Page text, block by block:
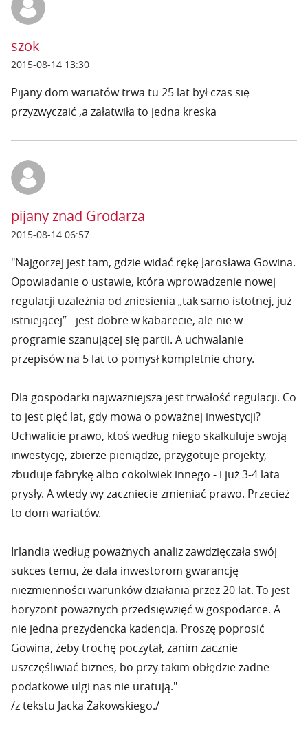
szok
2015-08-14 13:30
Pijany dom wariatów trwa tu 25 lat był czas się
przyzwyczaić ,a załatwiła to jedna kreska
pijany znad Grodarza
2015-08-14 06:57
"Najgorzej jest tam, gdzie widać rękę Jarosława Gowina.
Opowiadanie o ustawie, która wprowadzenie nowej
regulacji uzależnia od zniesienia „tak samo istotnej, już
istniejącej” - jest dobre w kabarecie, ale nie w
programie szanującej się partii. A uchwalanie
przepisów na 5 lat to pomysł kompletnie chory.
Dla gospodarki najważniejsza jest trwałość regulacji. Co
to jest pięć lat, gdy mowa o poważnej inwestycji?
Uchwalicie prawo, ktoś według niego skalkuluje swoją
inwestycję, zbierze pieniądze, przygotuje projekty,
zbuduje fabrykę albo cokolwiek innego - i już 3-4 lata
prysły. A wtedy wy zaczniecie zmieniać prawo. Przecież
to dom wariatów.
Irlandia według poważnych analiz zawdzięczała swój
sukces temu, że dała inwestorom gwarancję
niezmienności warunków działania przez 20 lat. To jest
horyzont poważnych przedsięwzięć w gospodarce. A
nie jedna prezydencka kadencja. Proszę poprosić
Gowina, żeby trochę poczytał, zanim zacznie
uszczęśliwiać biznes, bo przy takim obłędzie żadne
podatkowe ulgi nas nie uratują."
/z tekstu Jacka Żakowskiego./